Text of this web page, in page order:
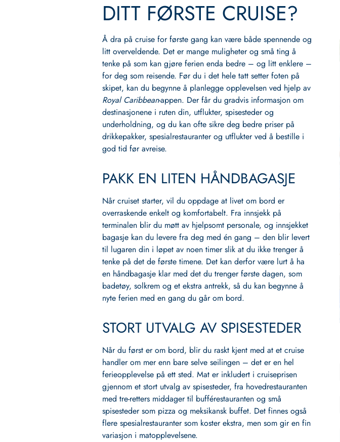
DITT FØRSTE CRUISE?
Å dra på cruise for første gang kan være både spennende og
litt overveldende. Det er mange muligheter og små ting å
tenke på som kan gjøre ferien enda bedre – og litt enklere –
for deg som reisende. Før du i det hele tatt setter foten på
skipet, kan du begynne å planlegge opplevelsen ved hjelp av
Royal Caribbean-appen. Der får du gradvis informasjon om
destinasjonene i ruten din, utflukter, spisesteder og
underholdning, og du kan ofte sikre deg bedre priser på
drikkepakker, spesialrestauranter og utflukter ved å bestille i
god tid før avreise.
PAKK EN LITEN HÅNDBAGASJE
Når cruiset starter, vil du oppdage at livet om bord er
overraskende enkelt og komfortabelt. Fra innsjekk på
terminalen blir du møtt av hjelpsomt personale, og innsjekket
bagasje kan du levere fra deg med én gang – den blir levert
til lugaren din i løpet av noen timer slik at du ikke trenger å
tenke på det de første timene. Det kan derfor være lurt å ha
en håndbagasje klar med det du trenger første dagen, som
badetøy, solkrem og et ekstra antrekk, så du kan begynne å
nyte ferien med en gang du går om bord.
STORT UTVALG AV SPISESTEDER
Når du først er om bord, blir du raskt kjent med at et cruise
handler om mer enn bare selve seilingen – det er en hel
ferieopplevelse på ett sted. Mat er inkludert i cruiseprisen
gjennom et stort utvalg av spisesteder, fra hovedrestauranten
med tre‑retters middager til bufférestauranten og små
spisesteder som pizza og meksikansk buffet. Det finnes også
flere spesialrestauranter som koster ekstra, men som gir en fin
variasjon i matopplevelsene.